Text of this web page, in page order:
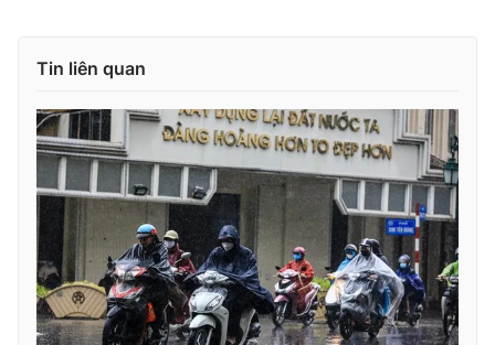
Theo dõi báo trên
Cơ quan chủ quản:Đài Truyền hình Việt Nam
Cơ quan báo chí:Thời báo VTV
Giấy phép hoạt động báo in và báo điện tử số 483/GP-BTTTT
cấp ngày 29/12/2023
Tổng Biên tập:
Vũ Thanh Thủy
Phó Tổng Biên tập:Nguyễn Thị Mỹ Hạnh, Phạm Quốc Thắng,
Nguyễn Trọng Ninh
Tổng đài VTV:024.38 355 931 - 024.38 355 932
Tin liên quan